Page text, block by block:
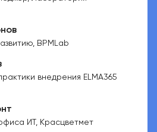
BPMLab
внедрения ELMA365
ИТ, Красцветмет